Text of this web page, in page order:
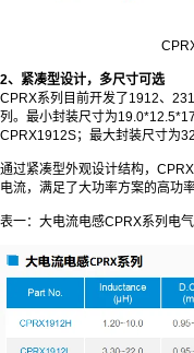
2、紧凑型设计，多尺寸可选
CPRX系列目前开发了1912、
列。最小封装尺寸为
CPRX1912S；最大封装尺寸为
通过紧凑型外观设计结构，
电流，满足了大功率方案的高功
表一：大电流电感CPRX系列电